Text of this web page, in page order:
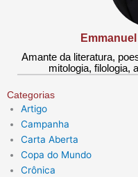
Amante da literatura,
mitologia, filologia,
Categorias
Artigo
Campanha
Carta Aberta
Copa do Mundo
Crônica